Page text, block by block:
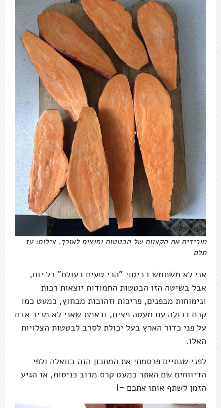
מורידים את הקצוות של הבטטות וחוצים לאורך. צילום: עז
תלם
אני לא משתמש בביטוי "הכי טעים בעולם" כל יום,
אבל בשיטה הזו הבטטות החמודות יוצאות רכות
ונימוחות מבפנים, פריכות וזהובות מבחוץ, כמעט כמו
קרם ברולה עם מעטה פציח, ובאמת שאני לא מכיר אדם
על פני כדור הארץ בעל יכולת לסרב לבטטות הצלויות
האלו.
לפני שנתיים פרסמתי את המתכון הזה בוואלה ולפי
הדיווחים שם האתר כמעט קרס מרוב כניסות, אז הגיע
הזמן לשתף אותו אתכם =]